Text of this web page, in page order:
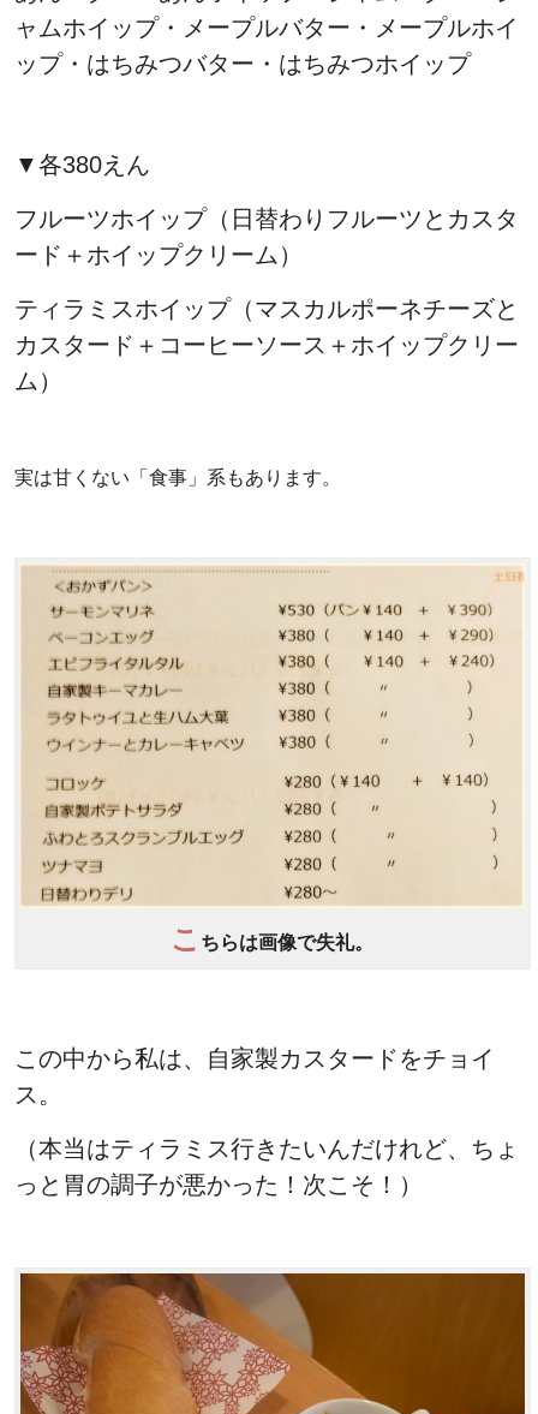
ャムホイップ・メープルバター・メープルホイ
ップ・はちみつバター・はちみつホイップ
▼各380えん
フルーツホイップ（日替わりフルーツとカスタ
ード＋ホイップクリーム）
ティラミスホイップ（マスカルポーネチーズと
カスタード＋コーヒーソース＋ホイップクリー
ム）
実は甘くない「食事」系もあります。
こ ちらは画像で失礼。
この中から私は、自家製カスタードをチョイ
ス。
（本当はティラミス行きたいんだけれど、ちょ
っと胃の調子が悪かった！次こそ！）